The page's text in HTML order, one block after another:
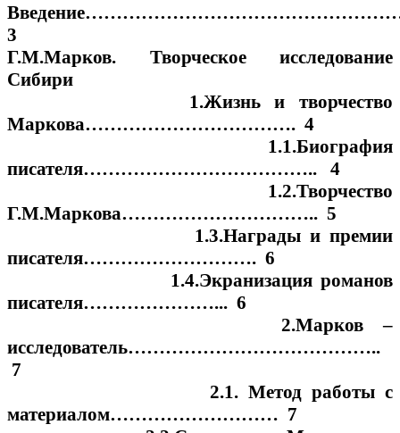
3
Г.М.Марков. Творческое исследование
Сибири
1.Жизнь и творчество
Маркова……………………………. 4
1.1.Биография
писателя……………………………….. 4
1.2.Творчество
Г.М.Маркова………………………….. 5
1.3.Награды и премии
писателя………………………. 6
1.4.Экранизация романов
писателя…………………... 6
2.Марков –
исследователь…………………………………..
7
2.1. Метод работы с
материалом……………………… 7